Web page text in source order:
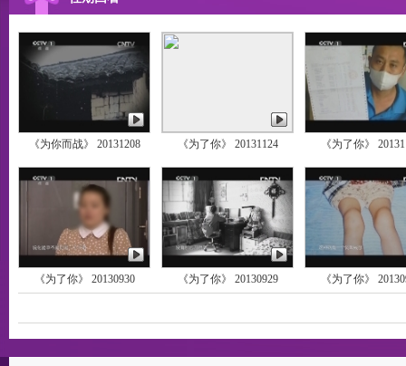
《为你而战》 20131208 《为了你》 20131124 《为了你》
《为了你》 20130930 《为了你》 20130929 《为了你》